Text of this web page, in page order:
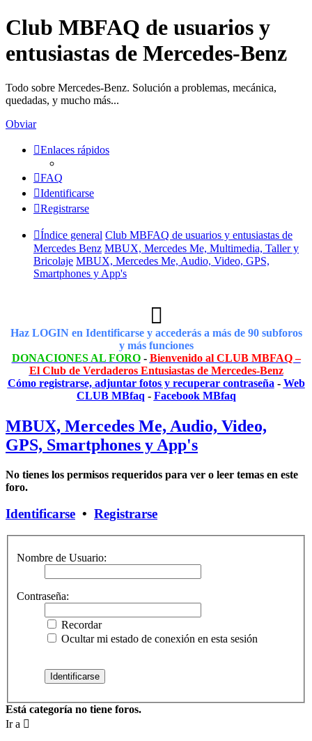
Club MBFAQ de usuarios y
entusiastas de Mercedes-Benz
Todo sobre Mercedes-Benz. Solución a problemas, mecánica,
quedadas, y mucho más...
Obviar
Enlaces rápidos
FAQ
Identificarse
Registrarse
Índice general Club MBFAQ de usuarios y entusiastas de
Mercedes Benz MBUX, Mercedes Me, Multimedia, Taller y
Bricolaje MBUX, Mercedes Me, Audio, Video, GPS,
Smartphones y App's
Haz LOGIN en Identificarse y accederás a más de 90 subforos
y más funciones
DONACIONES AL FORO- Bienvenido al CLUB MBFAQ –
El Club de Verdaderos Entusiastas de Mercedes-Benz
Cómo registrarse, adjuntar fotos y recuperar contraseña - Web
CLUB MBfaq - Facebook MBfaq
MBUX, Mercedes Me, Audio, Video,
GPS, Smartphones y App's
No tienes los permisos requeridos para ver o leer temas en este
foro.
Identificarse • Registrarse
Nombre de Usuario:
Contraseña:
Recordar
Ocultar mi estado de conexión en esta sesión
Está categoría no tiene foros.
Ir a